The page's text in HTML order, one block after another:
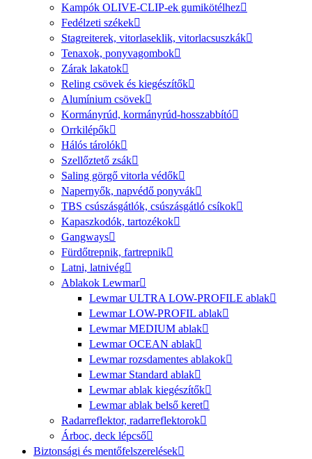
Kampók OLIVE-CLIP-ek gumikötélhez
Fedélzeti székek
Stagreiterek, vitorlaseklik, vitorlacsuszkák
Tenaxok, ponyvagombok
Zárak lakatok
Reling csövek és kiegészítők
Alumínium csövek
Kormányrúd, kormányrúd-hosszabbító
Orrkilépők
Hálós tárolók
Szellőztető zsák
Saling görgő vitorla védők
Napernyők, napvédő ponyvák
TBS csúszásgátlók, csúszásgátló csíkok
Kapaszkodók, tartozékok
Gangways
Fürdőtrepnik, fartrepnik
Latni, latnivég
Ablakok Lewmar
Lewmar ULTRA LOW-PROFILE ablak
Lewmar LOW-PROFIL ablak
Lewmar MEDIUM ablak
Lewmar OCEAN ablak
Lewmar rozsdamentes ablakok
Lewmar Standard ablak
Lewmar ablak kiegészítők
Lewmar ablak belső keret
Radarreflektor, radarreflektorok
Árboc, deck lépcső
Biztonsági és mentőfelszerelések